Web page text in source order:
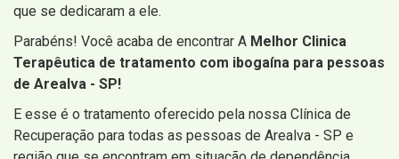
que se dedicaram a ele.
Parabéns! Você acaba de encontrar A Melhor Clinica
Terapêutica de tratamento com ibogaína para pessoas
de Arealva - SP!
E esse é o tratamento oferecido pela nossa Clínica de
Recuperação para todas as pessoas de Arealva - SP e